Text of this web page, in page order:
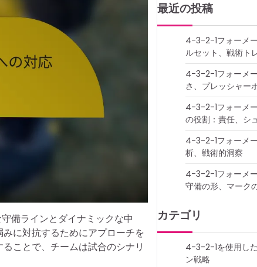
備ラインとダイナミックな中
に対抗するためにアプローチを
ことで、チームは試合のシナリ
最近の投稿
4-3-2-1フォーメ
ルセット、戦術ト
4-3-2-1フォーメ
さ、プレッシャー
4-3-2-1フォーメ
の役割：責任、シ
4-3-2-1フォーメ
析、戦術的洞察
4-3-2-1フォーメー
守備の形、マーク
カテゴリ
4-3-2-1を使用し
ン戦略